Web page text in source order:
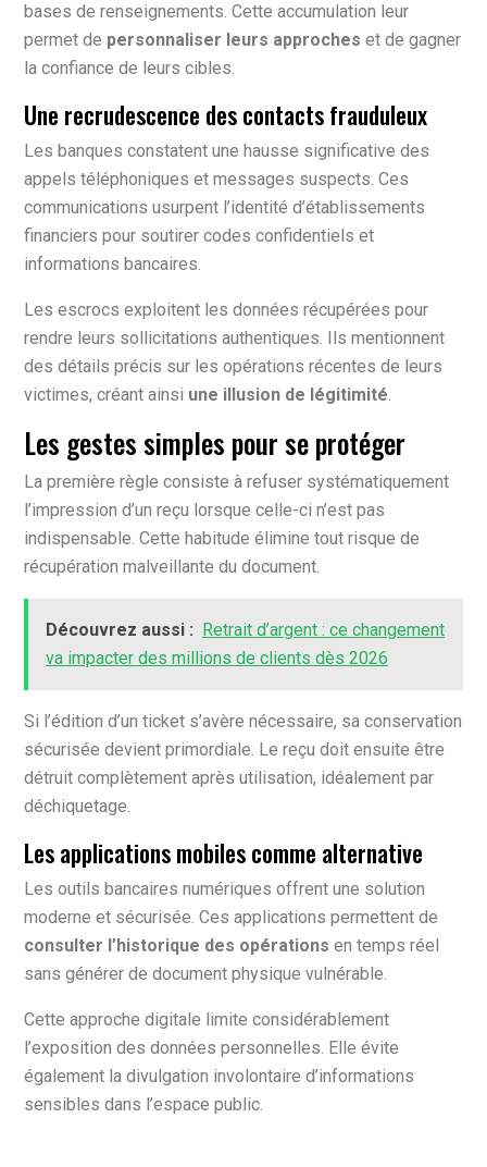
bases de renseignements. Cette accumulation leur
permet de personnaliser leurs approches et de gagner
la confiance de leurs cibles.
Une recrudescence des contacts frauduleux
Les banques constatent une hausse significative des
appels téléphoniques et messages suspects. Ces
communications usurpent l’identité d’établissements
financiers pour soutirer codes confidentiels et
informations bancaires.
Les escrocs exploitent les données récupérées pour
rendre leurs sollicitations authentiques. Ils mentionnent
des détails précis sur les opérations récentes de leurs
victimes, créant ainsi une illusion de légitimité.
Les gestes simples pour se protéger
La première règle consiste à refuser systématiquement
l’impression d’un reçu lorsque celle-ci n’est pas
indispensable. Cette habitude élimine tout risque de
récupération malveillante du document.
Découvrez aussi :
Retrait d’argent : ce changement
va impacter des millions de clients dès 2026
Si l’édition d’un ticket s’avère nécessaire, sa conservation
sécurisée devient primordiale. Le reçu doit ensuite être
détruit complètement après utilisation, idéalement par
déchiquetage.
Les applications mobiles comme alternative
Les outils bancaires numériques offrent une solution
moderne et sécurisée. Ces applications permettent de
consulter l’historique des opérations en temps réel
sans générer de document physique vulnérable.
Cette approche digitale limite considérablement
l’exposition des données personnelles. Elle évite
également la divulgation involontaire d’informations
sensibles dans l’espace public.